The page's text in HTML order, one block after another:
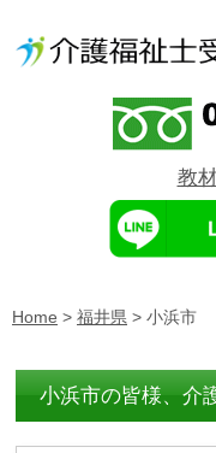
教
Home > 福井県 > 小浜市
小浜市の皆様、介